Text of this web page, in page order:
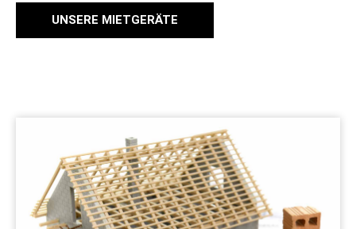
UNSERE MIETGERÄTE